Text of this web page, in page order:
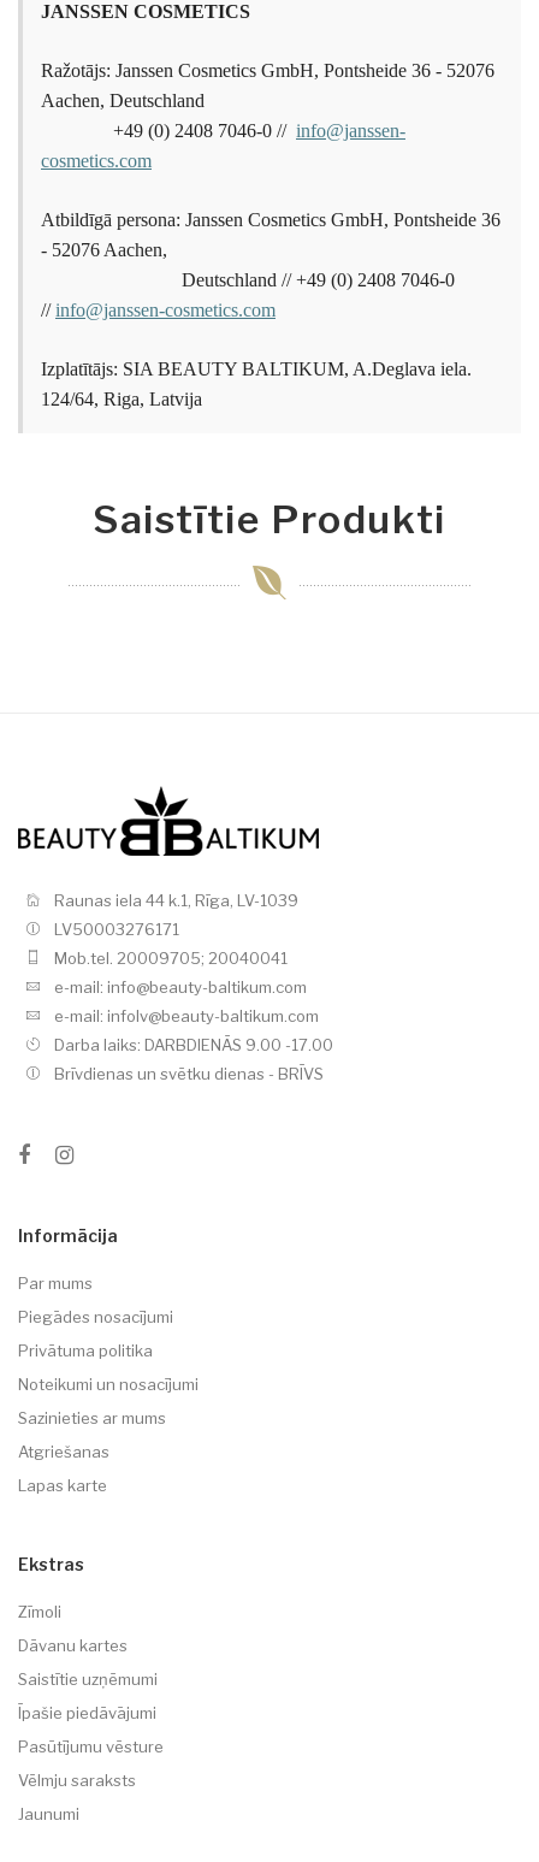
JANSSEN COSMETICS
Ražotājs: Janssen Cosmetics GmbH, Pontsheide 36 - 52076
Aachen, Deutschland
+49 (0) 2408 7046-0 // info@janssen-
cosmetics.com
Atbildīgā persona: Janssen Cosmetics GmbH, Pontsheide 36
- 52076 Aachen,
Deutschland // +49 (0) 2408 7046-0
//info@janssen-cosmetics.com
Izplatītājs: SIA BEAUTY BALTIKUM, A.Deglava iela.
124/64, Riga, Latvija
Saistītie Produkti
Raunas iela 44 k.1, Rīga, LV-1039
LV50003276171
Mob.tel. 20009705; 20040041
e-mail: info@beauty-baltikum.com
e-mail: infolv@beauty-baltikum.com
Darba laiks: DARBDIENĀS 9.00 -17.00
Brīvdienas un svētku dienas - BRĪVS
Informācija
Par mums
Piegādes nosacījumi
Privātuma politika
Noteikumi un nosacījumi
Sazinieties ar mums
Atgriešanas
Lapas karte
Ekstras
Zīmoli
Dāvanu kartes
Saistītie uzņēmumi
Īpašie piedāvājumi
Pasūtījumu vēsture
Vēlmju saraksts
Jaunumi